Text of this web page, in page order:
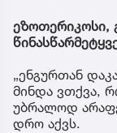
ეზოთერიკოსი,
„ენგურთან
მინდა ვთქვა,
უბრალოდ
დრო აქვს.